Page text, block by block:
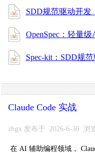
SDD规范驱动开
OpenSpec：轻量
Spec-kit：SDD规
Claude Code 实战
zhgx 发布于 2026-6-30 浏
在 AI 辅助编程领域，